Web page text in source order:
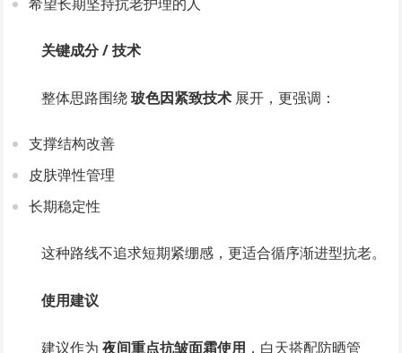
关键成分 / 技术
整体思路围绕玻色因紧致技术 展开，更强调：
支撑结构改善
皮肤弹性管理
长期稳定性
这种路线不追求短期紧绷感，更适合循序渐进型抗老。
使用建议
建议作为夜间重点抗皱面霜使用 ，白天搭配防晒管